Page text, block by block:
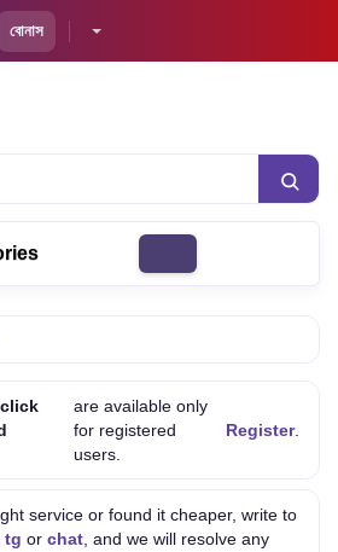
বোনাস
are available only
for registered
users.
Register.
service or found it cheaper, write to
tg or chat , and we will resolve any